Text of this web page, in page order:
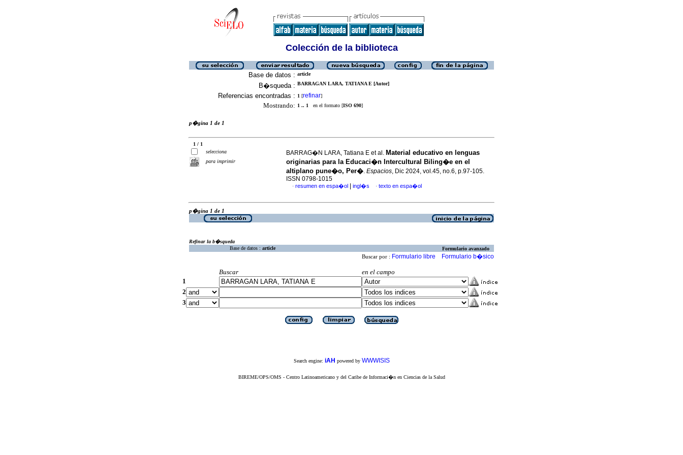
Colección de la biblioteca
Base de datos : article
B�squeda : BARRAGAN LARA, TATIANA E [Autor]
Referencias encontradas : 1 [refinar]
Mostrando: 1 .. 1 en el formato [ISO 690]
p�gina 1 de 1
1 / 1
selecciona
para imprimir
BARRAG�N LARA, Tatiana E et al. Material educativo en lenguas
originarias para la Educaci�n Intercultural Biling�e en el
altiplano pune�o, Per�. Espacios, Dic 2024, vol.45, no.6, p.97-105.
ISSN 0798-1015
· resumen en espa�ol ingl�s · texto en espa�ol
p�gina 1 de 1
Refinar la b�squeda
Base de datos : article Formulario avanzado
Buscar por : Formulario libre Formulario b�sico
Buscar
en el campo
1
2
3
Search engine: iAH powered by WWWISIS
BIREME/OPS/OMS - Centro Latinoamericano y del Caribe de Informaci�n en Ciencias de la Salud